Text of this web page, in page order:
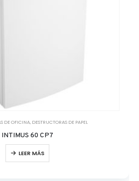
DE OFICINA, DESTRUCTORAS DE PAPEL
INTIMUS 60 CP7
LEER MÁS